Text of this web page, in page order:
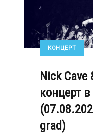
КОНЦЕРТ
Nick Cave
концерт
grad)